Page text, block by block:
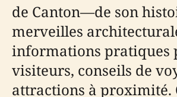
de Canton—de son
merveilles
informations pratiques
visiteurs, conseils de
attractions à proximité.